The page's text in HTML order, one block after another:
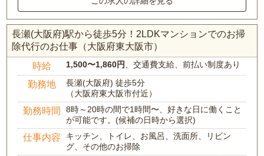
長瀬(大阪府)駅から徒歩5分！2LDKマンションでのお掃
除代行のお仕事（大阪府東大阪市）
時給 1,500〜1,860円 、交通費支給、前払い制度あり
勤務地
長瀬(大阪府) 徒歩5分
（大阪府東大阪市付近）
勤務時間
8時～20時の間で1時間〜、好きな日に働くこと
が可能です。(候補の日時から選択)
仕事内容
キッチン、トイレ、お風呂、洗面所、リビン
グ、その他のお掃除